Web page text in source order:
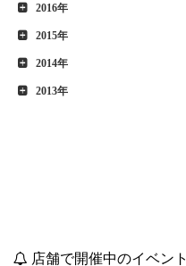
2016年
2015年
2014年
2013年
店舗で開催中のイベント